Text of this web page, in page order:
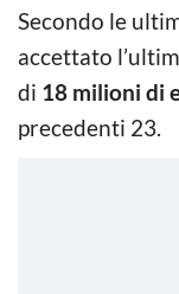
Secondo le
accettato
di 18 milioni di
precedenti 23.